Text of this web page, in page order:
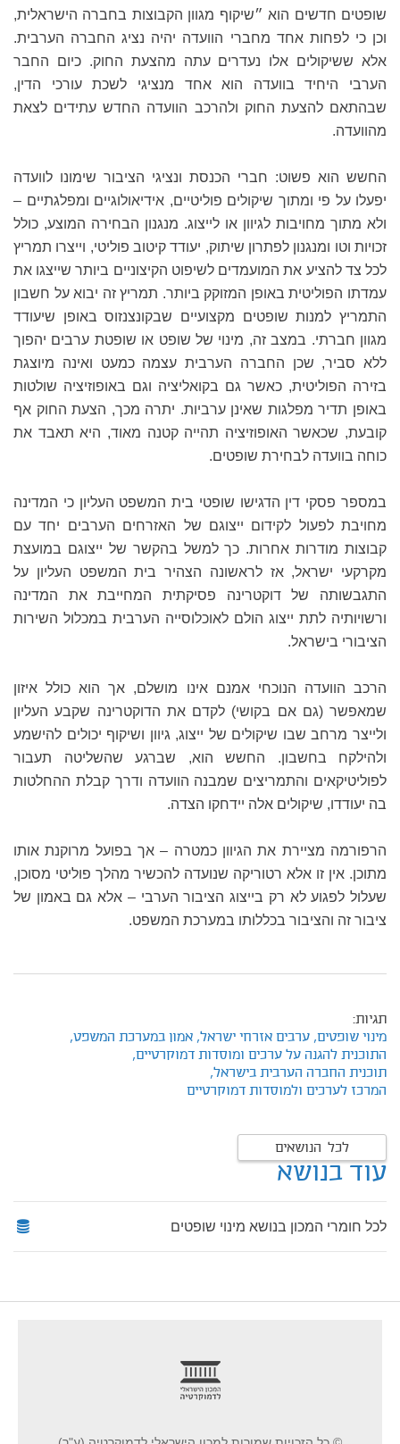
שופטים חדשים הוא ״שיקוף מגוון הקבוצות בחברה הישראלית,
וכן כי לפחות אחד מחברי הוועדה יהיה נציג החברה הערבית.
אלא ששיקולים אלו נעדרים עתה מהצעת החוק. כיום החבר
הערבי היחיד בוועדה הוא אחד מנציגי לשכת עורכי הדין,
שבהתאם להצעת החוק ולהרכב הוועדה החדש עתידים לצאת
מהוועדה.
החשש הוא פשוט: חברי הכנסת ונציגי הציבור שימונו לוועדה
יפעלו על פי ומתוך שיקולים פוליטיים, אידיאולוגיים ומפלגתיים –
ולא מתוך מחויבות לגיוון או לייצוג. מנגנון הבחירה המוצע, כולל
זכויות וטו ומנגנון לפתרון שיתוק, יעודד קיטוב פוליטי, וייצרו תמריץ
לכל צד להציע את המועמדים לשיפוט הקיצוניים ביותר שייצגו את
עמדתו הפוליטית באופן המזוקק ביותר. תמריץ זה יבוא על חשבון
התמריץ למנות שופטים מקצועיים שבקונצנזוס באופן שיעודד
מגוון חברתי. במצב זה, מינוי של שופט או שופטת ערבים יהפוך
ללא סביר, שכן החברה הערבית עצמה כמעט ואינה מיוצגת
בזירה הפוליטית, כאשר גם בקואליציה וגם באופוזיציה שולטות
באופן תדיר מפלגות שאינן ערביות. יתרה מכך, הצעת החוק אף
קובעת, שכאשר האופוזיציה תהייה קטנה מאוד, היא תאבד את
כוחה בוועדה לבחירת שופטים.
במספר פסקי דין הדגישו שופטי בית המשפט העליון כי המדינה
מחויבת לפעול לקידום ייצוגם של האזרחים הערבים יחד עם
קבוצות מודרות אחרות. כך למשל בהקשר של ייצוגם במועצת
מקרקעי ישראל, אז לראשונה הצהיר בית המשפט העליון על
התגבשותה של דוקטרינה פסיקתית המחייבת את המדינה
ורשויותיה לתת ייצוג הולם לאוכלוסייה הערבית במכלול השירות
הציבורי בישראל.
הרכב הוועדה הנוכחי אמנם אינו מושלם, אך הוא כולל איזון
שמאפשר (גם אם בקושי) לקדם את הדוקטרינה שקבע העליון
ולייצר מרחב שבו שיקולים של ייצוג, גיוון ושיקוף יכולים להישמע
ולהילקח בחשבון. החשש הוא, שברגע שהשליטה תעבור
לפוליטיקאים והתמריצים שמבנה הוועדה ודרך קבלת ההחלטות
בה יעודדו, שיקולים אלה יידחקו הצדה.
הרפורמה מציירת את הגיוון כמטרה – אך בפועל מרוקנת אותו
מתוכן. אין זו אלא רטוריקה שנועדה להכשיר מהלך פוליטי מסוכן,
שעלול לפגוע לא רק בייצוג הציבור הערבי – אלא גם באמון של
ציבור זה והציבור בכללותו במערכת המשפט.
תגיות:
מינוי שופטים, ערבים אזרחי ישראל, אמון במערכת המשפט,
התוכנית להגנה על ערכים ומוסדות דמוקרטיים,
תוכנית החברה הערבית בישראל,
המרכז לערכים ולמוסדות דמוקרטיים
לכל הנושאים
עוד בנושא
לכל חומרי המכון בנושא מינוי שופטים